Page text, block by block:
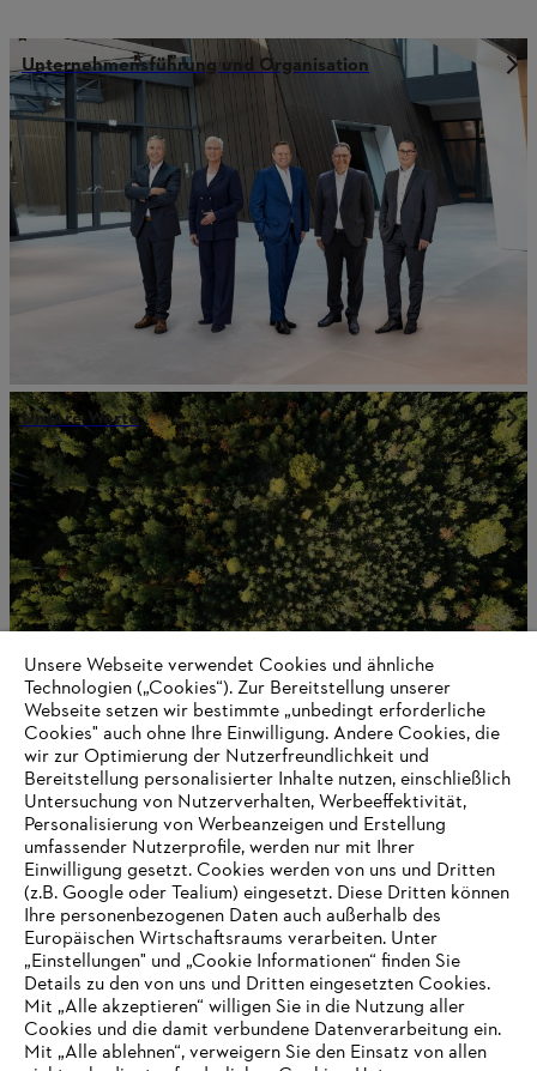
Unternehmensführung und Organisation
Unsere Werte
Produktgeschichte
Informationen für Lieferanten
Produkte
Kontakt
Karriere
Hinweisgebersystem
Unsere Webseite verwendet Cookies und ähnliche
Technologien („Cookies“). Zur Bereitstellung unserer
Webseite setzen wir bestimmte „unbedingt erforderliche
Cookies" auch ohne Ihre Einwilligung. Andere Cookies, die
wir zur Optimierung der Nutzerfreundlichkeit und
Bereitstellung personalisierter Inhalte nutzen, einschließlich
Untersuchung von Nutzerverhalten, Werbeeffektivität,
Personalisierung von Werbeanzeigen und Erstellung
umfassender Nutzerprofile, werden nur mit Ihrer
Einwilligung gesetzt. Cookies werden von uns und Dritten
(z.B. Google oder Tealium) eingesetzt. Diese Dritten können
Ihre personenbezogenen Daten auch außerhalb des
Europäischen Wirtschaftsraums verarbeiten. Unter
„Einstellungen" und „Cookie Informationen“ finden Sie
Details zu den von uns und Dritten eingesetzten Cookies.
Mit „Alle akzeptieren“ willigen Sie in die Nutzung aller
Cookies und die damit verbundene Datenverarbeitung ein.
Mit „Alle ablehnen“, verweigern Sie den Einsatz von allen